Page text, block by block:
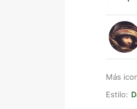
Más
Estilo: